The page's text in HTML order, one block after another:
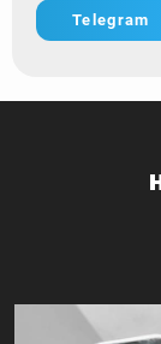
Telegram